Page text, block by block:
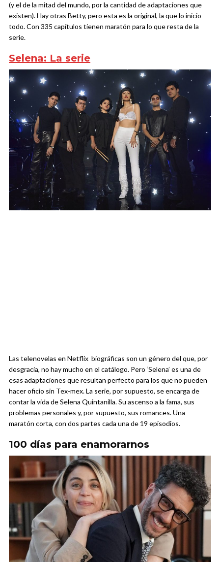
(y el de la mitad del mundo, por la cantidad de adaptaciones que
existen). Hay otras Betty, pero esta es la original, la que lo inicio
todo. Con 335 capítulos tienen maratón para lo que resta de la
serie.
Selena: La serie
Las telenovelas en Netflix biográficas son un género del que, por
desgracia, no hay mucho en el catálogo. Pero ‘Selena’ es una de
esas adaptaciones que resultan perfecto para los que no pueden
hacer oficio sin Tex-mex. La serie, por supuesto, se encarga de
contar la vida de Selena Quintanilla. Su ascenso a la fama, sus
problemas personales y, por supuesto, sus romances. Una
maratón corta, con dos partes cada una de 19 episodios.
100 días para enamorarnos